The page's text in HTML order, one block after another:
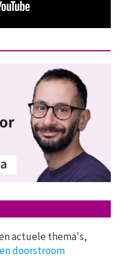
actuele thema's,
doorstroom